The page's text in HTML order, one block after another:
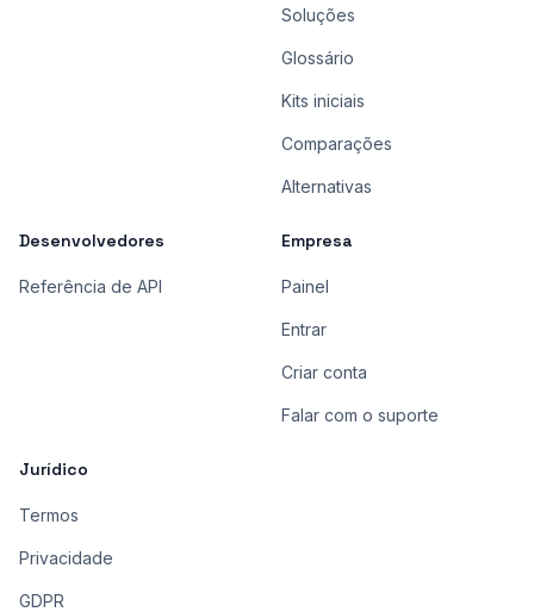
Soluções
Glossário
Kits iniciais
Comparações
Alternativas
Desenvolvedores
Referência de API
Empresa
Painel
Entrar
Criar conta
Falar com o suporte
Jurídico
Termos
Privacidade
GDPR